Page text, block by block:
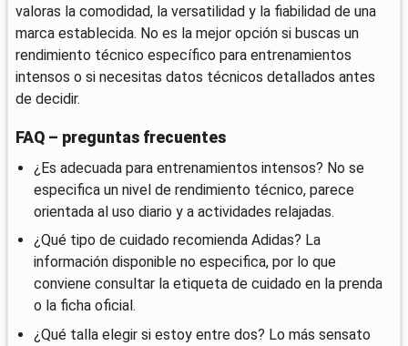
valoras la comodidad, la versatilidad y la fiabilidad de una
marca establecida. No es la mejor opción si buscas un
rendimiento técnico específico para entrenamientos
intensos o si necesitas datos técnicos detallados antes
de decidir.
FAQ – preguntas frecuentes
¿Es adecuada para entrenamientos intensos? No se
especifica un nivel de rendimiento técnico, parece
orientada al uso diario y a actividades relajadas.
¿Qué tipo de cuidado recomienda Adidas? La
información disponible no especifica, por lo que
conviene consultar la etiqueta de cuidado en la prenda
o la ficha oficial.
¿Qué talla elegir si estoy entre dos? Lo más sensato